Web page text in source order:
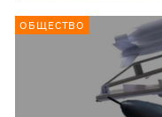
ОБЩЕСТВО